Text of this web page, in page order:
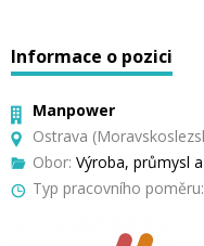
Informace o pozici
Manpower
Ostrava
Obor: Výroba, průmysl
Typ pracovního poměru: